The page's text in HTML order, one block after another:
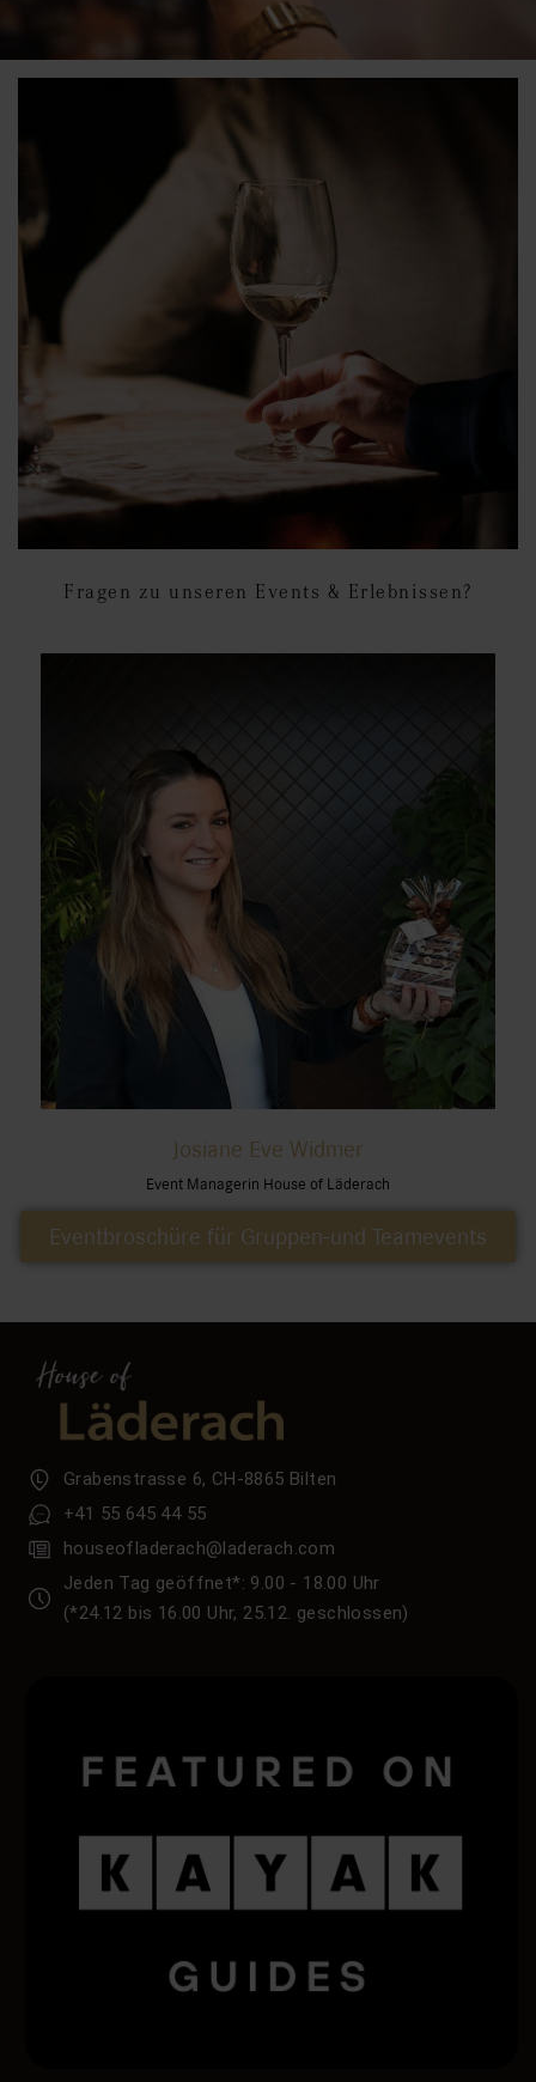
Das besondere Geschenk:
Personalisierte Schokolade
Schokolade online konfigurieren
Der besondere Event:
Schokolade & Wein Tasting
Mehr erfahren
Fragen zu unseren Events & Erlebnissen?
Josiane Eve Widmer
Event Managerin House of Läderach
Eventbroschüre für Gruppen-und Teamevents
Grabenstrasse 6, CH-8865 Bilten
+41 55 645 44 55
houseofladerach@laderach.com
Jeden Tag geöffnet*: 9.00 - 18.00 Uhr
(*24.12 bis 16.00 Uhr, 25.12. geschlossen)